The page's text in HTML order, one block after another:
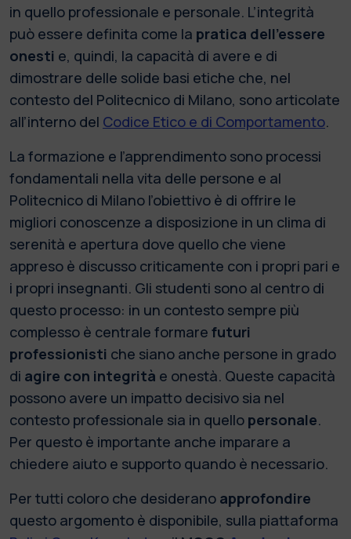
in quello professionale e personale. L’integrità
può essere definita come la pratica dell’essere
onesti e, quindi, la capacità di avere e di
dimostrare delle solide basi etiche che, nel
contesto del Politecnico di Milano, sono articolate
all’interno del Codice Etico e di Comportamento.
La formazione e l’apprendimento sono processi
fondamentali nella vita delle persone e al
Politecnico di Milano l’obiettivo è di offrire le
migliori conoscenze a disposizione in un clima di
serenità e apertura dove quello che viene
appreso è discusso criticamente con i propri pari e
i propri insegnanti. Gli studenti sono al centro di
questo processo: in un contesto sempre più
complesso è centrale formare futuri
professionisti che siano anche persone in grado
di agire con integrità e onestà. Queste capacità
possono avere un impatto decisivo sia nel
contesto professionale sia in quello personale.
Per questo è importante anche imparare a
chiedere aiuto e supporto quando è necessario.
Per tutti coloro che desiderano approfondire
questo argomento è disponibile, sulla piattaforma